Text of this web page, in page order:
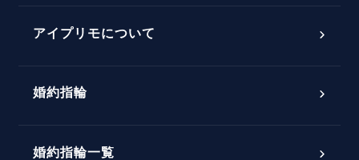
プロポーズアイテム
パーフェクトプロポーズリング
ダイヤモンドの品質とは？
アイプリモについて
婚約指輪
婚約指輪一覧